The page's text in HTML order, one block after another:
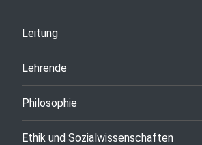
Leitung
Lehrende
Philosophie
Ethik und Sozialwissenschaften